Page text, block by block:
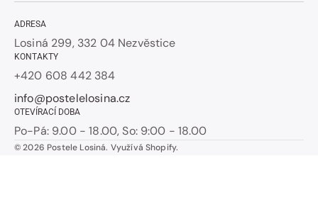
ADRESA
Losiná 299, 332 04 Nezvěstice
KONTAKTY
+420 608 442 384
info@postelelosina.cz
OTEVÍRACÍ DOBA
Po-Pá: 9.00 - 18.00, So: 9:00 - 18.00
© 2026 Postele Losiná. Využívá Shopify.